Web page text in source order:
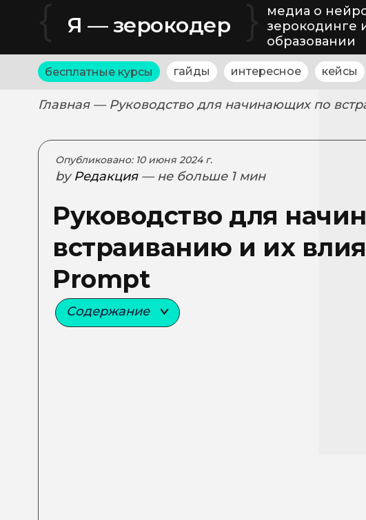
{ Я — зерокодер }
медиа о
зерокодинге
образовании
бесплатные курсы гайды интересное кейсы
Главная — Руководство для начинающих по
Опубликовано: 10 июня 2024 г.
byРедакция — не больше 1 мин
Руководство для
встраиванию и их
Prompt
Содержание